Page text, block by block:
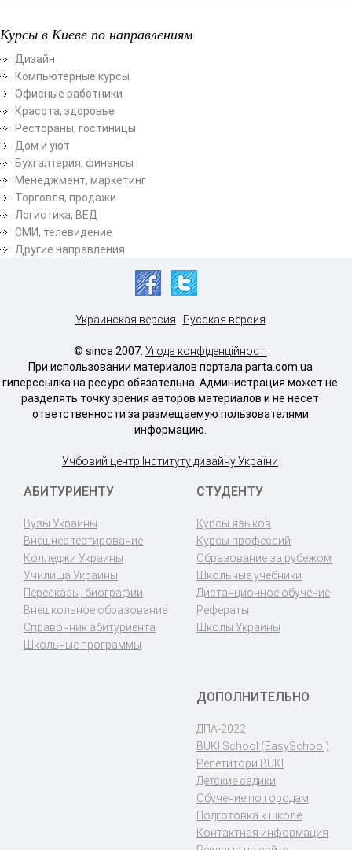
Курсы в Киеве по направлениям
Дизайн
Компьютерные курсы
Офисные работники
Красота, здоровье
Рестораны, гостиницы
Дом и уют
Бухгалтерия, финансы
Менеджмент, маркетинг
Торговля, продажи
Логистика, ВЕД
СМИ, телевидение
Другие направления
Украинская версия Русская версия
© since 2007. Угода конфіденційності
При использовании материалов портала parta.com.ua
гиперссылка на ресурс обязательна. Администрация может не
разделять точку зрения авторов материалов и не несет
ответственности за размещаемую пользователями
информацию.
Учбовий центр Інституту дизайну України
АБИТУРИЕНТУ
Вузы Украины
Внешнее тестирование
Колледжи Украины
Училища Украины
Пересказы, биографии
Внешкольное образование
Справочник абитуриента
Школьные программы
СТУДЕНТУ
Курсы языков
Курсы профессий
Образование за рубежом
Школьные учебники
Дистанционное обучение
Рефераты
Школы Украины
ДОПОЛНИТЕЛЬНО
ДПА-2022
BUKI School (EasySchool)
Репетитори BUKI
Детские садики
Обучение по городам
Подготовка к школе
Контактная информация